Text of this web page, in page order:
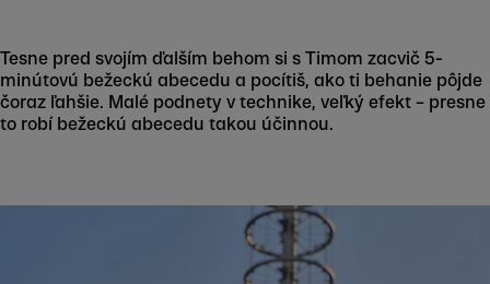
Tesne pred svojím ďalším behom si s Timom zacvič 5-
minútovú bežeckú abecedu a pocítiš, ako ti behanie pôjde
čoraz ľahšie. Malé podnety v technike, veľký efekt – presne
to robí bežeckú abecedu takou účinnou.